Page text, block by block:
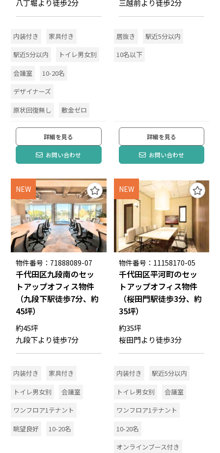
八丁堀より徒歩2分
内装付き
家具付き
駅近5分以内
トイレ男女別
会議室
10-20名
デザイナーズ
原状回復無し
敷金ゼロ
詳細を見る
お問い合わせ
三越前より徒歩2分
居抜き
駅近5分以内
10名以下
詳細を見る
お問い合わせ
NEW
物件番号：71888089-07
千代田区九段南のセッ
トアップオフィス物件
（九段下駅徒歩7分、約
45坪）
約45坪
九段下より徒歩7分
内装付き
家具付き
トイレ男女別
会議室
ワンフロア1テナント
眺望良好
10-20名
NEW
物件番号：11158170-05
千代田区平河町のセッ
トアップオフィス物件
（桜田門駅徒歩3分、約
35坪）
約35坪
桜田門より徒歩3分
内装付き
駅近5分以内
トイレ男女別
会議室
ワンフロア1テナント
10-20名
オンラインブース付き